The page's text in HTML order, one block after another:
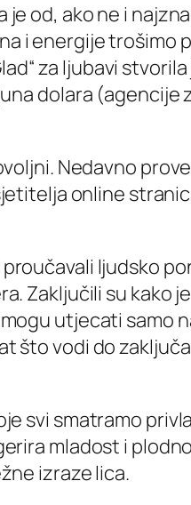
od, ako ne i
i energije trošimo
za ljubavi
dolara (agencije
Nedavno
online
ljudsko
Zaključili su kako
utjecati samo
što vodi do
svi smatramo
mladost i
izraze lica.